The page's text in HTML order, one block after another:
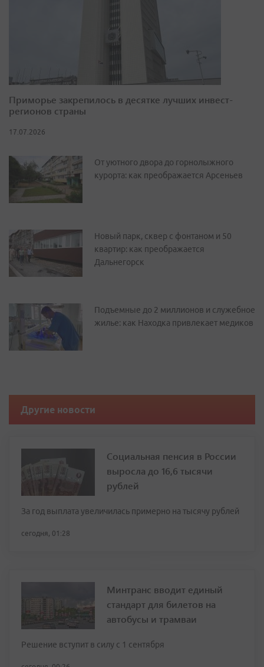
Приморье закрепилось в десятке лучших инвест-
регионов страны
17.07.2026
От уютного двора до горнолыжного
курорта: как преображается Арсеньев
Новый парк, сквер с фонтаном и 50
квартир: как преображается
Дальнегорск
Подъемные до 2 миллионов и служебное
жилье: как Находка привлекает медиков
Другие новости
Социальная пенсия в России
выросла до 16,6 тысячи
рублей
За год выплата увеличилась примерно на тысячу рублей
сегодня, 01:28
Минтранс вводит единый
стандарт для билетов на
автобусы и трамваи
Решение вступит в силу с 1 сентября